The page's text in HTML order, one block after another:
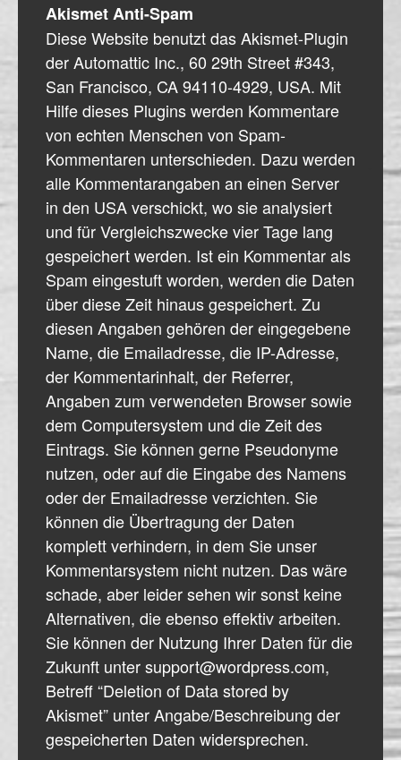
Akismet Anti-Spam
Diese Website benutzt das Akismet-Plugin
der Automattic Inc., 60 29th Street #343,
San Francisco, CA 94110-4929, USA. Mit
Hilfe dieses Plugins werden Kommentare
von echten Menschen von Spam-
Kommentaren unterschieden. Dazu werden
alle Kommentarangaben an einen Server
in den USA verschickt, wo sie analysiert
und für Vergleichszwecke vier Tage lang
gespeichert werden. Ist ein Kommentar als
Spam eingestuft worden, werden die Daten
über diese Zeit hinaus gespeichert. Zu
diesen Angaben gehören der eingegebene
Name, die Emailadresse, die IP-Adresse,
der Kommentarinhalt, der Referrer,
Angaben zum verwendeten Browser sowie
dem Computersystem und die Zeit des
Eintrags. Sie können gerne Pseudonyme
nutzen, oder auf die Eingabe des Namens
oder der Emailadresse verzichten. Sie
können die Übertragung der Daten
komplett verhindern, in dem Sie unser
Kommentarsystem nicht nutzen. Das wäre
schade, aber leider sehen wir sonst keine
Alternativen, die ebenso effektiv arbeiten.
Sie können der Nutzung Ihrer Daten für die
Zukunft unter support@wordpress.com,
Betreff “Deletion of Data stored by
Akismet” unter Angabe/Beschreibung der
gespeicherten Daten widersprechen.